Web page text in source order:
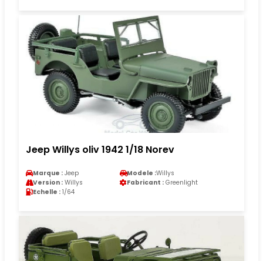
Jeep Willys oliv 1942 1/18 Norev
Marque : Jeep Modele :Willys
Version : Willys Fabricant : Greenlight
Echelle : 1/64